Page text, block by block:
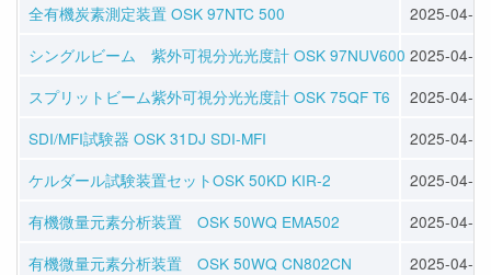
全有機炭素測定装置 OSK 97NTC 500
2025-04-30
シングルビーム 紫外可視分光光度計 OSK 97NUV600 2025-04-24
スプリットビーム紫外可視分光光度計 OSK 75QF T6
2025-04-24
SDI/MFI試験器 OSK 31DJ SDI-MFI
2025-04-11
ケルダール試験装置セットOSK 50KD KIR-2
2025-04-11
有機微量元素分析装置 OSK 50WQ EMA502
2025-04-11
有機微量元素分析装置 OSK 50WQ CN802CN
2025-04-11